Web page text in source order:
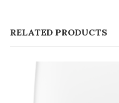
RELATED PRODUCTS